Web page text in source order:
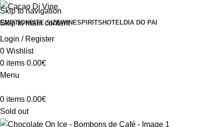
Skip to navigation
Skip to main content
EMOTIONBITE SIZEWINESPIRITS HOTELDIA DO PAI
Login / Register
0 Wishlist
0 items 0.00€
Menu
0 items 0.00€
Sold out